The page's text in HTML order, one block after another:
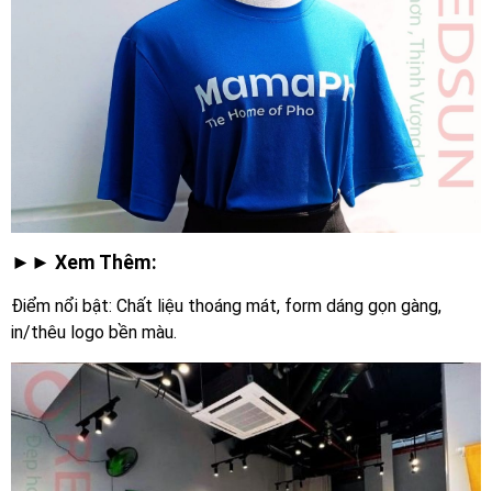
►► Xem Thêm:
Điểm nổi bật: Chất liệu thoáng mát, form dáng gọn gàng,
in/thêu logo bền màu.